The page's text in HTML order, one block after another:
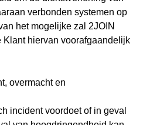
verbonden systemen op
het mogelijke zal 2JOIN
Klant hiervan voorafgaandelijk
overmacht en
incident voordoet of in geval